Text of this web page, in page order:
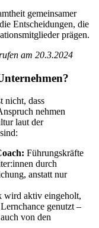
gemeinsamer
Entscheidungen, die
prägen.
am 20.3.2024
nicht, dass
nehmen
laut der
Führungskräfte
durch
anstatt nur
wird aktiv eingeholt,
genutzt –
von den